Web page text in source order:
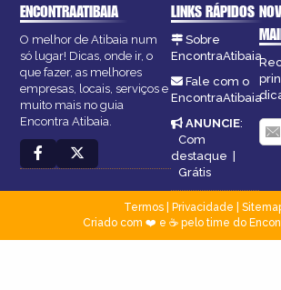
ENCONTRAATIBAIA
O melhor de Atibaia num
só lugar! Dicas, onde ir, o
que fazer, as melhores
empresas, locais, serviços e
muito mais no guia
Encontra Atibaia.
LINKS RÁPIDOS
Sobre
EncontraAtibaia
Fale com o
EncontraAtibaia
ANUNCIE:
Com
destaque |
Grátis
Termos| Privacidade
Criado com ❤️ e ☕ pelo time do